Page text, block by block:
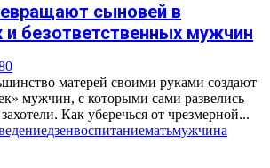
сыновей в
безответственных мужчин
0
матерей своими руками создают
мужчин, с которыми сами развелись
Как уберечься от чрезмерной...
дзенвоспитаниематьмужчина